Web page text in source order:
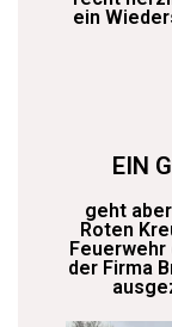
ein
EIN
geht
Roten
der Firma